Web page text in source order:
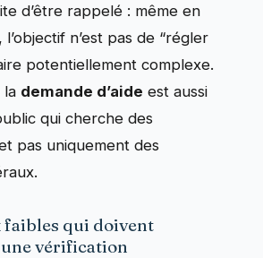
d’être rappelé : même en
n’est pas de “régler
potentiellement complexe.
la demande d’aide est aussi
qui cherche des
pas uniquement des
faibles qui doivent
vérification